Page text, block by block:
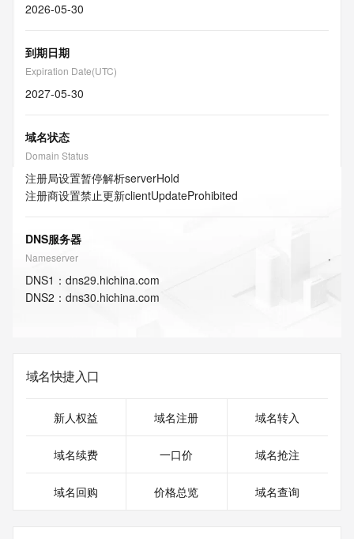
2026-05-30
到期日期
Expiration Date(UTC)
2027-05-30
域名状态
Domain Status
注册局设置暂停解析serverHold
注册商设置禁止更新clientUpdateProhibited
DNS服务器
Nameserver
DNS1 ： dns29.hichina.com
DNS2 ： dns30.hichina.com
域名快捷入口
新人权益 域名注册 域名转入
域名续费 一口价 域名抢注
域名回购 价格总览 域名查询